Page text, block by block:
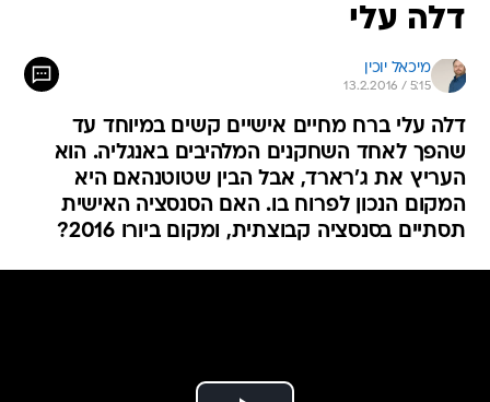
דלה עלי
מיכאל יוכין
13.2.2016 / 5:15
דלה עלי ברח מחיים אישיים קשים במיוחד עד
שהפך לאחד השחקנים המלהיבים באנגליה. הוא
העריץ את ג'רארד, אבל הבין שטוטנהאם היא
המקום הנכון לפרוח בו. האם הסנסציה האישית
תסתיים בסנסציה קבוצתית, ומקום ביורו 2016?